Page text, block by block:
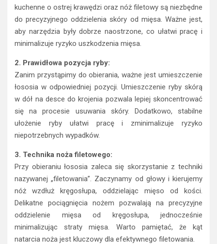
kuchenne o ostrej krawędzi oraz nóż filetowy są niezbędne
do precyzyjnego oddzielenia skóry od mięsa. Ważne jest,
aby narzędzia były dobrze naostrzone, co ułatwi pracę i
minimalizuje ryzyko uszkodzenia mięsa.
2. Prawidłowa pozycja ryby:
Zanim przystąpimy do obierania, ważne jest umieszczenie
łososia w odpowiedniej pozycji. Umieszczenie ryby skórą
w dół na desce do krojenia pozwala lepiej skoncentrować
się na procesie usuwania skóry. Dodatkowo, stabilne
ułożenie ryby ułatwi pracę i zminimalizuje ryzyko
niepotrzebnych wypadków.
3. Technika noża filetowego:
Przy obieraniu łososia zaleca się skorzystanie z techniki
nazywanej „filetowania”. Zaczynamy od głowy i kierujemy
nóż wzdłuż kręgosłupa, oddzielając mięso od kości.
Delikatne pociągnięcia nożem pozwalają na precyzyjne
oddzielenie mięsa od kręgosłupa, jednocześnie
minimalizując straty mięsa. Warto pamiętać, że kąt
natarcia noża jest kluczowy dla efektywnego filetowania.